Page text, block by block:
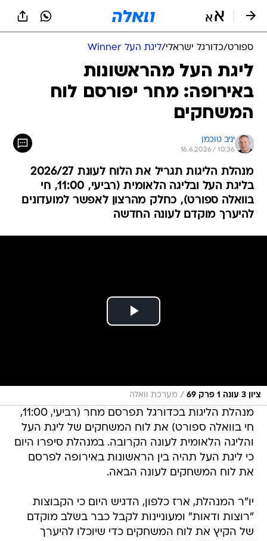
ספורט/כדורגל ישראלי/ליגת העל Winner
ליגת העל מהראשונות
באירופה: מחר יפורסם לוח
המשחקים
יניב טוכמן
16.6.2026 / 10:36
מנהלת הליגות תגריל את הלוח לעונת 2026/27
בליגת העל ובליגה הלאומית (רביעי, 11:00, חי
בוואלה ספורט), כחלק מהרצון לאפשר למועדונים
להיערך מוקדם לעונה החדשה
ציון 3 עונה 1 פרק 69 / מערכת וואלה
מנהלת הליגות בכדורגל תפרסם מחר (רביעי, 11:00,
חי בוואלה ספורט) את לוח המשחקים של ליגת העל
והליגה הלאומית לעונה הקרובה. במנהלת סיפרו היום
כי ליגת העל תהיה בין הראשונות באירופה לפרסם
את לוח המשחקים לעונה הבאה.
יו"ר המנהלת, ארז כלפון, הדגיש היום כי הקבוצות
"רוצות ודאות" ומעוניינות לקבל כבר בשלב מוקדם
של הקיץ את לוח המשחקים כדי שיוכלו להיערך